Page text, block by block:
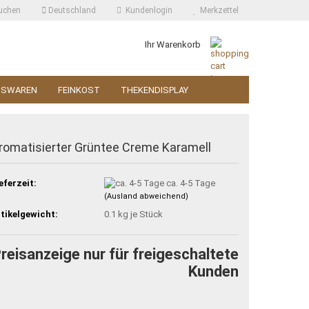
Deutschland Kundenlogin Merkzettel
Ihr Warenkorb
FEINKOST THEKENDISPLAY
Grüntee Creme Karamell
ca. 4-5 Tage
(Ausland abweichend)
0.1 kg je Stück
nur für freigeschaltete
Kunden